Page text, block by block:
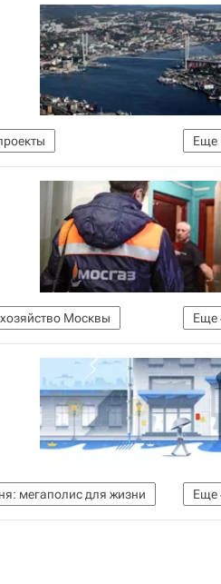
Еще
Еще
Москвы
Еще
мегаполис для жизни